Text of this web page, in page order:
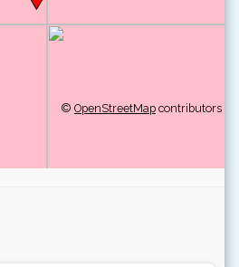
© OpenStreetMap contributors